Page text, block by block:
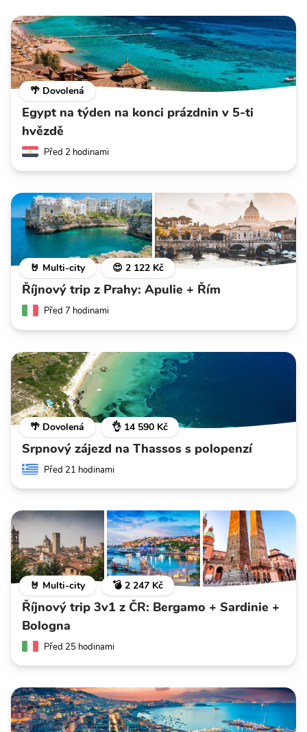
🌴 Dovolená
Egypt na týden na konci prázdnin v 5-ti
hvězdě
Před 2 hodinami
🤘 Multi-city 😍 2 122 Kč
Říjnový trip z Prahy: Apulie + Řím
Před 7 hodinami
🌴 Dovolená 👌 14 590 Kč
Srpnový zájezd na Thassos s polopenzí
Před 21 hodinami
🤘 Multi-city 💣 2 247 Kč
Říjnový trip 3v1 z ČR: Bergamo + Sardinie +
Bologna
Před 25 hodinami